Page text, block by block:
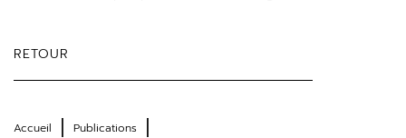
RETOUR
Accueil
Publications